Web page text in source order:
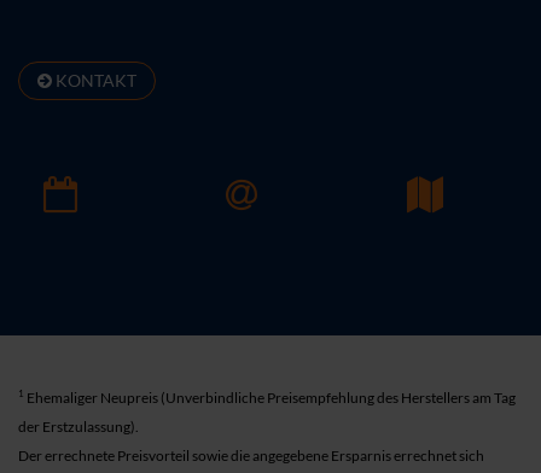
KONTAKT
1 Ehemaliger Neupreis (Unverbindliche Preisempfehlung des Herstellers am Tag
der Erstzulassung).
Der errechnete Preisvorteil sowie die angegebene Ersparnis errechnet sich